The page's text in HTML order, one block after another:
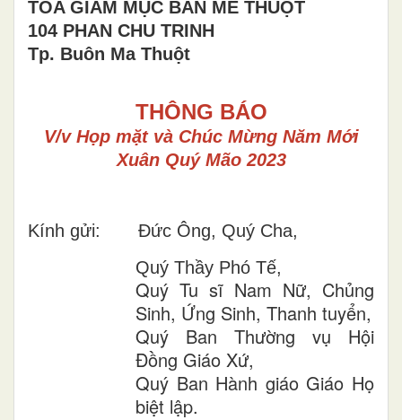
TÒA GIÁM MỤC BAN MÊ THUỘT
104 PHAN CHU TRINH
Tp. Buôn Ma Thuột
THÔNG BÁO
V/v Họp mặt và Chúc Mừng Năm Mới
Xuân Quý Mão 2023
Kính gửi: Đức Ông, Quý Cha,
Quý Thầy Phó Tế,
Quý Tu sĩ Nam Nữ, Chủng
Sinh, Ứng Sinh, Thanh tuyển,
Quý Ban Thường vụ Hội
Đồng Giáo Xứ,
Quý Ban Hành giáo Giáo Họ
biệt lập.